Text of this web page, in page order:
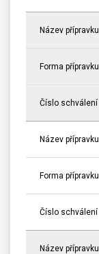
Název přípravku
Forma přípravku
Číslo schválení
Název přípravku
Forma přípravku
Číslo schválení
Název přípravku